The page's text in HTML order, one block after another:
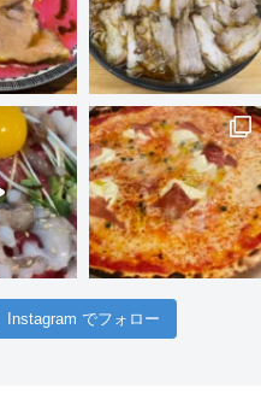
Instagram でフォロー